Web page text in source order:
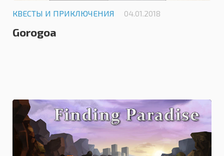
КВЕСТЫ И ПРИКЛЮЧЕНИЯ 04.01.2018
Gorogoa
0.0